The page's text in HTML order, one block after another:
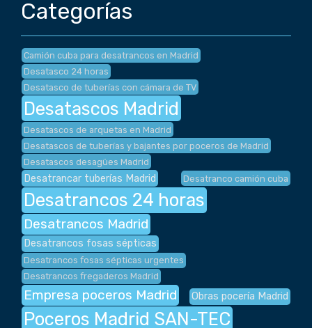
Categorías
Camión cuba para desatrancos en Madrid
Desatasco 24 horas
Desatasco de tuberías con cámara de TV
Desatascos Madrid
Desatascos de arquetas en Madrid
Desatascos de tuberías y bajantes por poceros de Madrid
Desatascos desagües Madrid
Desatrancar tuberías Madrid Desatranco camión cuba
Desatrancos 24 horas
Desatrancos Madrid
Desatrancos fosas sépticas
Desatrancos fosas sépticas urgentes
Desatrancos fregaderos Madrid
Empresa poceros Madrid Obras pocería Madrid
Poceros Madrid SAN-TEC